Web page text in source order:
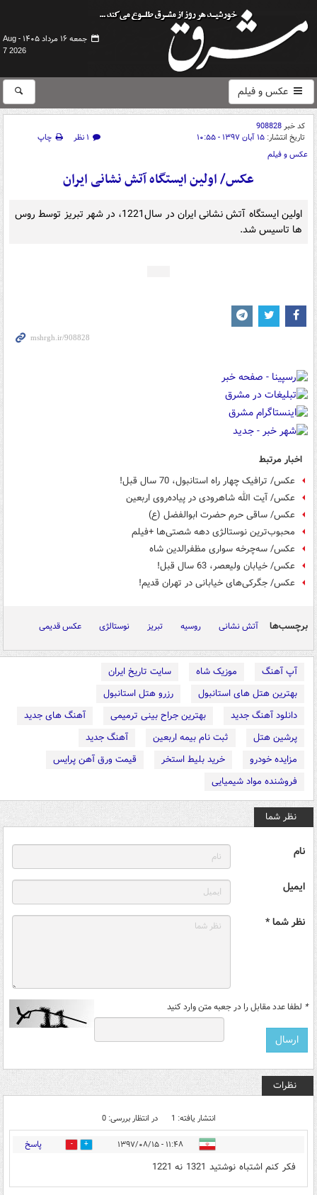
جمعه ۱۶ مرداد ۱۴۰۵ -
Aug
7 2026
عکس و فیلم
کد خبر908828
تاریخ انتشار: ۱۵ آبان ۱۳۹۷ - ۱۰:۵۵ ۱ نظر
چاپ
عکس و فیلم
عکس/ اولین ایستگاه آتش نشانی ایران
اولین ایستگاه آتش نشانی ایران در سال1221، در شهر تبریز توسط روس
ها تاسیس شد.
اخبار مرتبط
عکس/ ترافیک چهار راه استانبول، 70 سال قبل!
عکس/ آیت‌ الله شاهرودی در پیاده‌روی اربعین
عکس/ ساقی حرم حضرت ابوالفضل (ع)
محبوب‌ترین نوستالژی دهه شصتی‌ها +فیلم
عکس/ سه‌چرخه‌ سواری مظفرالدین شاه
عکس/ خیابان ولیعصر، 63 سال قبل!
عکس/ جگرکی‌های خیابانی در تهران قدیم!
برچسب‌ها آتش نشانی روسیه تبریز نوستالژی عکس قدیمی
آپ آهنگ موزیک شاه
سایت تاریخ ایران
بهترین هتل های استانبول
رزرو هتل استانبول
دانلود آهنگ جدید
بهترین جراح بینی ترمیمی
آهنگ های جدید
پرشین هتل
ثبت نام بیمه اربعین
آهنگ جدید
مزایده خودرو
خرید بلیط استخر
قیمت ورق آهن پرایس
فروشنده مواد شیمیایی
نظر شما
نام
ایمیل
نظر شما *
* لطفا عدد مقابل را در جعبه متن وارد کنید
نظرات
انتشار یافته: 1 در انتظار بررسی: 0
۱۱:۴۸ - ۱۳۹۷/۰۸/۱۵ 0 پاسخ
فکر کنم اشتباه نوشتید 1321 نه 1221